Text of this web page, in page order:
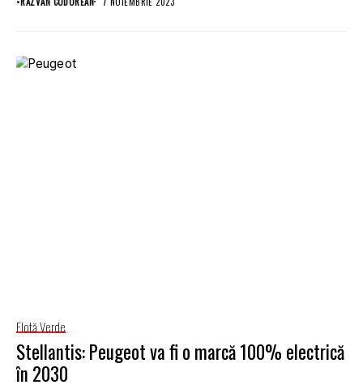
Flotă Verde
Stellantis: Peugeot va fi o marcă 100% electrică
în 2030